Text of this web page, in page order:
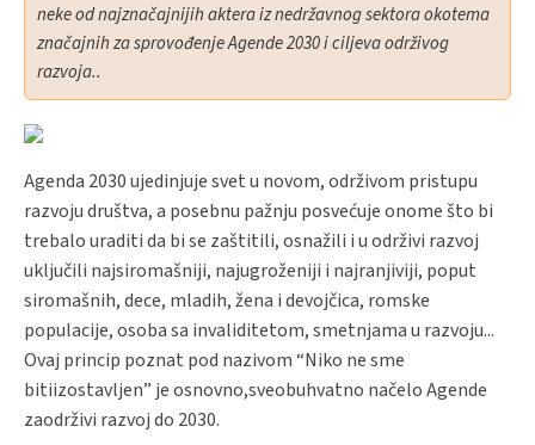
neke od najznačajnijih aktera iz nedržavnog sektora okotema
značajnih za sprovođenje Agende 2030 i ciljeva održivog
razvoja..
Agenda 2030 ujedinjuje svet u novom, održivom pristupu
razvoju društva, a posebnu pažnju posvećuje onome što bi
trebalo uraditi da bi se zaštitili, osnažili i u održivi razvoj
uključili najsiromašniji, najugroženiji i najranjiviji, poput
siromašnih, dece, mladih, žena i devojčica, romske
populacije, osoba sa invaliditetom, smetnjama u razvoju...
Ovaj princip poznat pod nazivom “Niko ne sme
bitiizostavljen” je osnovno,sveobuhvatno načelo Agende
zaodrživi razvoj do 2030.